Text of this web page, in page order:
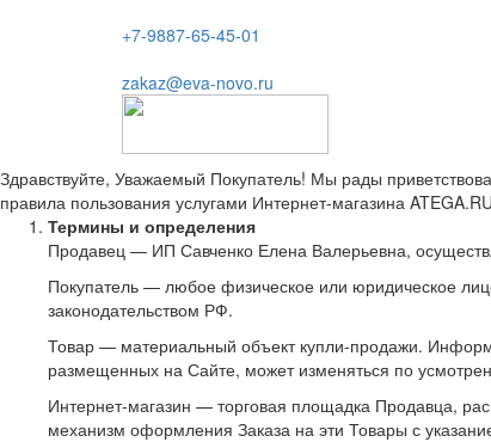
+7-9887-65-45-01
zakaz@eva-novo.ru
Здравствуйте, Уважаемый Покупатель! Мы рады
правила пользования услугами Интернет-магазина
Термины и определения
Продавец — ИП Савченко Елена Валерьевна,
Покупатель — любое физическое или юридическое
законодательством РФ.
Товар — материальный объект купли-продажи.
размещенных на Сайте, может изменяться по
Интернет-магазин — торговая площадка Продавца,
механизм оформления Заказа на эти Товары с